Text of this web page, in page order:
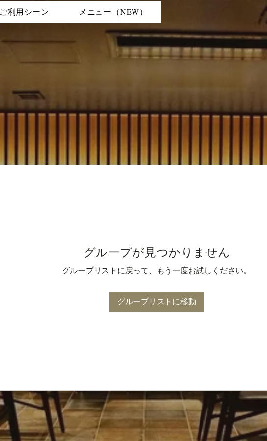
ご利用シーン メニュー（NEW）
グループが見つかりません
グループリストに戻って、もう一度お試しください。
グループリストに移動